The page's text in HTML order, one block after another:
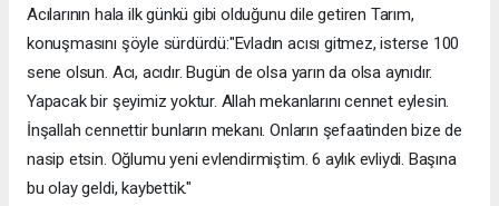
Acılarının hala ilk günkü gibi olduğunu dile getiren Tarım,
konuşmasını şöyle sürdürdü:"Evladın acısı gitmez, isterse 100
sene olsun. Acı, acıdır. Bugün de olsa yarın da olsa aynıdır.
Yapacak bir şeyimiz yoktur. Allah mekanlarını cennet eylesin.
İnşallah cennettir bunların mekanı. Onların şefaatinden bize de
nasip etsin. Oğlumu yeni evlendirmiştim. 6 aylık evliydi. Başına
bu olay geldi, kaybettik."